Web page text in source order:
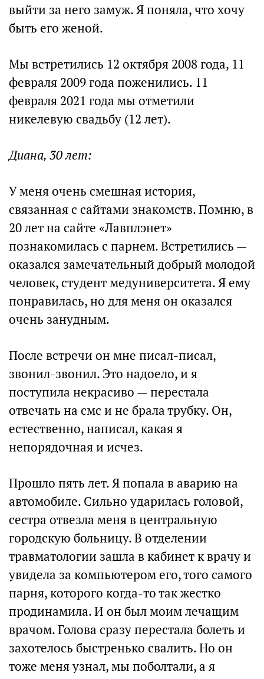
выйти за него замуж. Я поняла, что хочу
быть его женой.
Мы встретились 12 октября 2008 года, 11
февраля 2009 года поженились. 11
февраля 2021 года мы отметили
никелевую свадьбу (12 лет).
Диана, 30 лет:
У меня очень смешная история,
связанная с сайтами знакомств. Помню, в
20 лет на сайте «Лавплэнет»
познакомилась с парнем. Встретились —
оказался замечательный добрый молодой
человек, студент медуниверситета. Я ему
понравилась, но для меня он оказался
очень занудным.
После встречи он мне писал-писал,
звонил-звонил. Это надоело, и я
поступила некрасиво — перестала
отвечать на смс и не брала трубку. Он,
естественно, написал, какая я
непорядочная и исчез.
Прошло пять лет. Я попала в аварию на
автомобиле. Сильно ударилась головой,
сестра отвезла меня в центральную
городскую больницу. В отделении
травматологии зашла в кабинет к врачу и
увидела за компьютером его, того самого
парня, которого когда-то так жестко
продинамила. И он был моим лечащим
врачом. Голова сразу перестала болеть и
захотелось быстренько свалить. Но он
тоже меня узнал, мы поболтали, а я